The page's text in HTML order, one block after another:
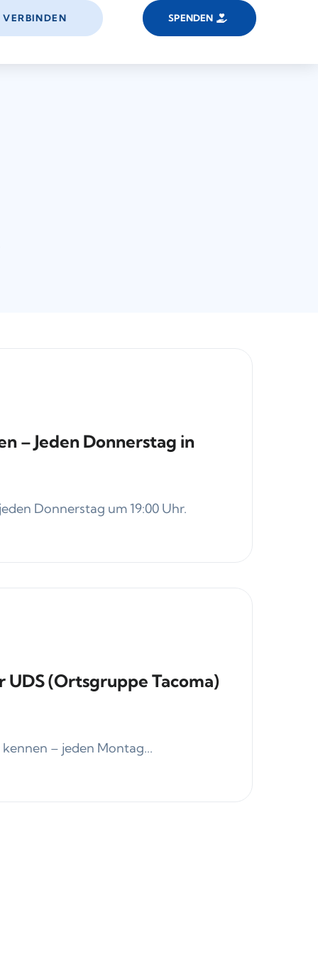
VERBINDEN SPENDEN
– Jeden Donnerstag in
Donnerstag um 19:00 Uhr.
(Ortsgruppe Tacoma)
– jeden Montag...